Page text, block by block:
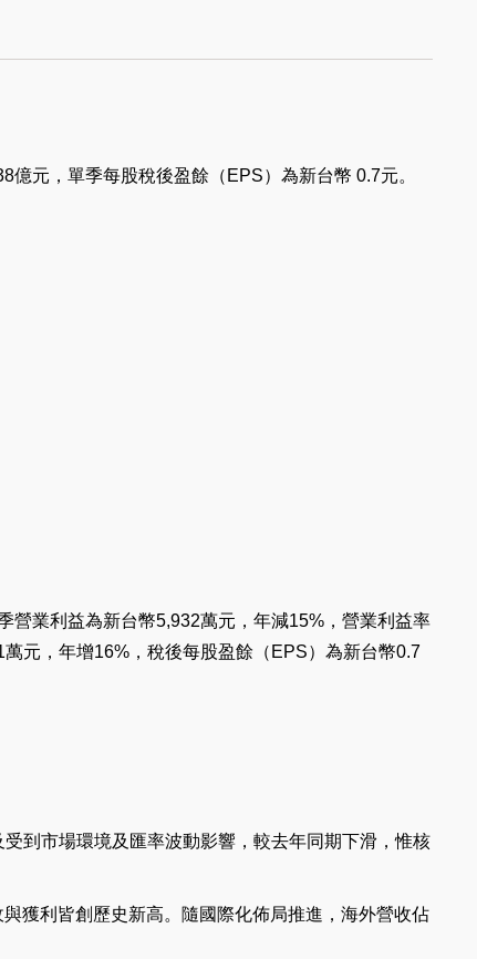
億元，單季每股稅後盈餘（EPS）為新台幣 0.7元。
營業利益為新台幣5,932萬元，年減15%，營業利益率
元，年增16%，稅後每股盈餘（EPS）為新台幣0.7
到市場環境及匯率波動影響，較去年同期下滑，惟核
獲利皆創歷史新高。隨國際化佈局推進，海外營收佔